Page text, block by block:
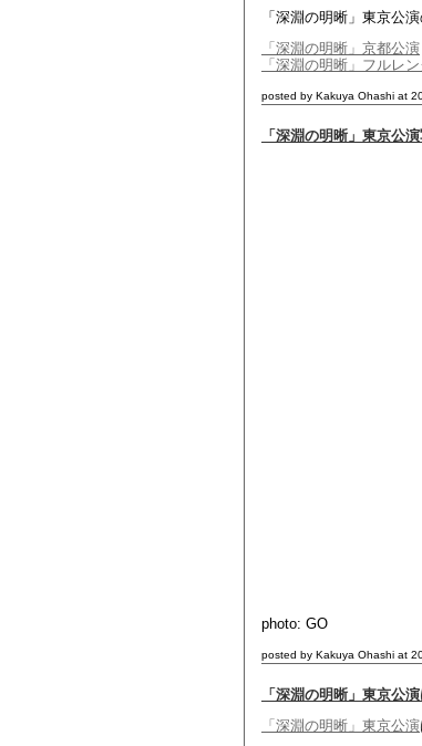
「深淵の明晰」東京公
「深淵の明晰」京都公演
「深淵の明晰」フルレ
posted by Kakuya Ohashi at
「深淵の明晰」東京公
photo: GO
posted by Kakuya Ohashi at
「深淵の明晰」東京公
「深淵の明晰」東京公演